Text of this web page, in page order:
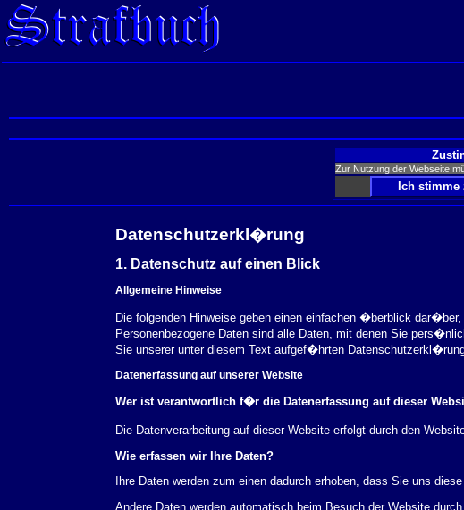
Zur Nutzung der Webseite
Datenschutzerkl�rung
1. Datenschutz auf einen Blick
Allgemeine Hinweise
Die folgenden Hinweise geben einen einfachen �berblick
Personenbezogene Daten sind alle Daten, mit denen Sie
Sie unserer unter diesem Text aufgef�hrten
Datenerfassung auf unserer Website
Wer ist verantwortlich f�r die Datenerfassung auf dieser
Die Datenverarbeitung auf dieser Website erfolgt durch den
Wie erfassen wir Ihre Daten?
Ihre Daten werden zum einen dadurch erhoben, dass Sie uns
Andere Daten werden automatisch beim Besuch der Website